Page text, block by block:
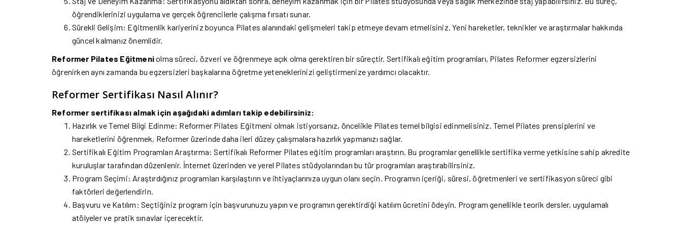
öğrendiklerinizi uygulama ve gerçek öğrencilerle çalışma fırsatı sunar.
Sürekli Gelişim: Eğitmenlik kariyeriniz boyunca Pilates alanındaki gelişmeleri takip etmeye devam etmelisiniz. Yeni hareketler, teknikler ve araştırmalar hakkında
güncel kalmanız önemlidir.
Reformer Pilates Eğitmeniolma süreci, özveri ve öğrenmeye açık olma gerektiren bir süreçtir. Sertifikalı eğitim programları, Pilates Reformer egzersizlerini
öğrenirken aynı zamanda bu egzersizleri başkalarına öğretme yeteneklerinizi geliştirmenize yardımcı olacaktır.
Reformer Sertifikası Nasıl Alınır?
Reformer sertifikası almak için aşağıdaki adımları takip edebilirsiniz:
Hazırlık ve Temel Bilgi Edinme: Reformer Pilates Eğitmeni olmak istiyorsanız, öncelikle Pilates temel bilgisi edinmelisiniz. Temel Pilates prensiplerini ve
hareketlerini öğrenmek, Reformer üzerinde daha ileri düzey çalışmalara hazırlık yapmanızı sağlar.
Sertifikalı Eğitim Programları Araştırma: Sertifikalı Reformer Pilates eğitim programları araştırın. Bu programlar genellikle sertifika verme yetkisine sahip akredite
kuruluşlar tarafından düzenlenir. İnternet üzerinden ve yerel Pilates stüdyolarından bu tür programları araştırabilirsiniz.
Program Seçimi: Araştırdığınız programları karşılaştırın ve ihtiyaçlarınıza uygun olanı seçin. Programın içeriği, süresi, öğretmenleri ve sertifikasyon süreci gibi
faktörleri değerlendirin.
Başvuru ve Katılım: Seçtiğiniz program için başvurunuzu yapın ve programın gerektirdiği katılım ücretini ödeyin. Program genellikle teorik dersler, uygulamalı
atölyeler ve pratik sınavlar içerecektir.